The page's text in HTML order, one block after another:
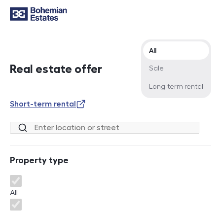
Real estate offer
Offer type
All
Sale
Long-term rental
Short-term rental
Location or street
Property type
Property type
All